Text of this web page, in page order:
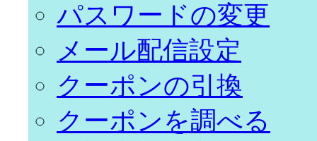
パスワードの変更
メール配信設定
クーポンの引換
クーポンを調べる